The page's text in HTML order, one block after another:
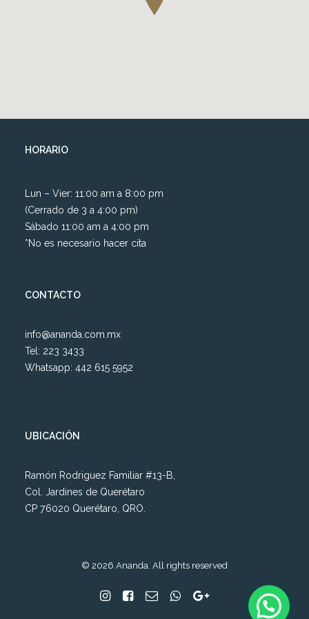
HORARIO
Lun – Vier: 11:00 am a 8:00 pm
(Cerrado de 3 a 4:00 pm)
Sábado 11:00 am a 4:00 pm
*No es necesario hacer cita
CONTACTO
info@ananda.com.mx
Tel: 223 3433
Whatsapp: 442 615 5952
UBICACIÓN
Ramón Rodriguez Familiar #13-B,
Col. Jardines de Querétaro
CP 76020 Querétaro, QRO.
© 2026 Ananda. All rights reserved